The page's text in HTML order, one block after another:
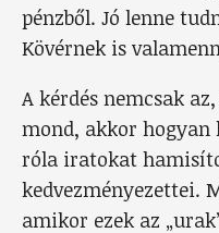
pénzből. Jó lenne
Kövérnek is
A kérdés nemcsak
mond, akkor hogyan
róla iratokat
kedvezményezettei.
amikor ezek az